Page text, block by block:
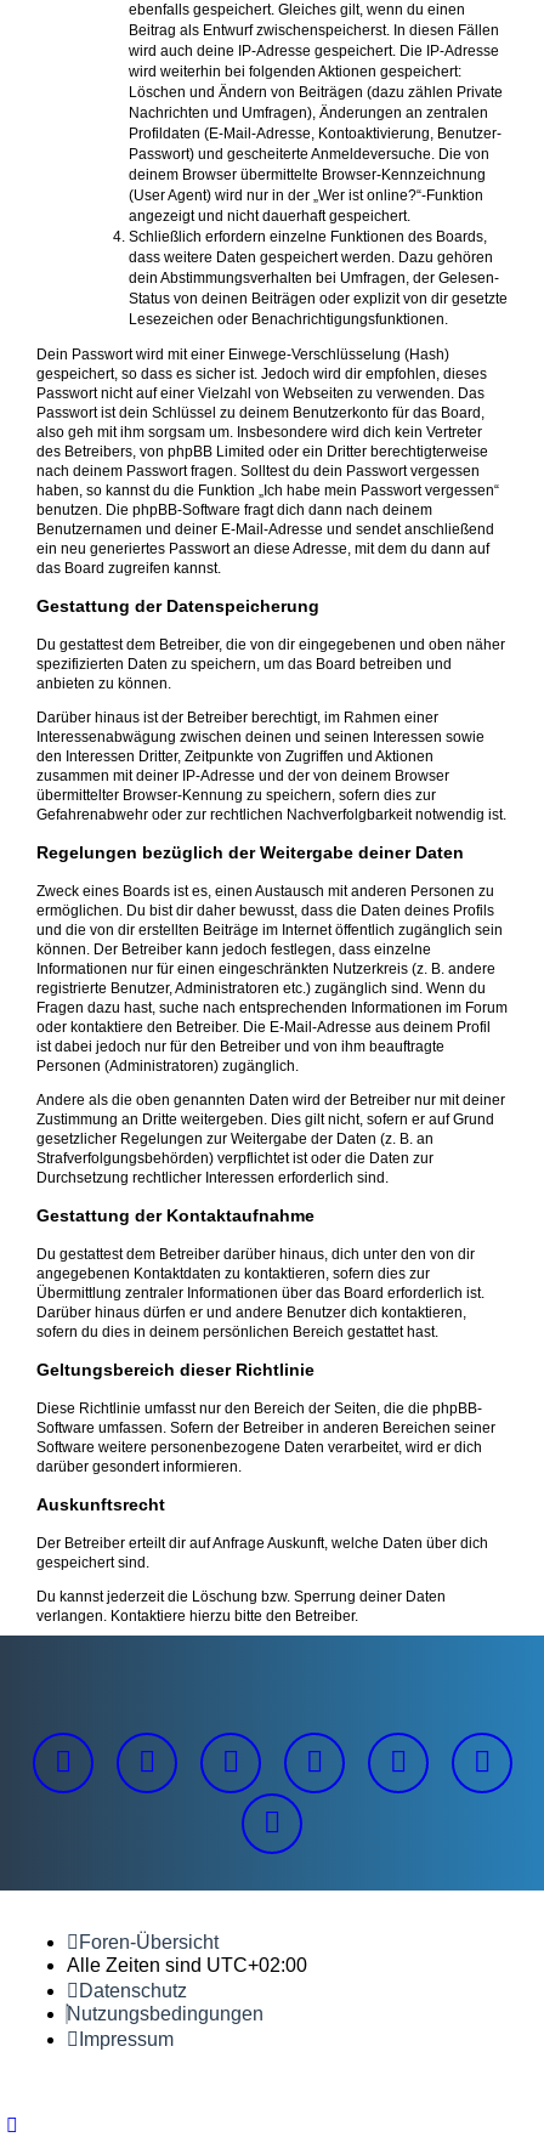
ebenfalls gespeichert. Gleiches gilt, wenn du einen
Beitrag als Entwurf zwischenspeicherst. In diesen Fällen
wird auch deine IP-Adresse gespeichert. Die IP-Adresse
wird weiterhin bei folgenden Aktionen gespeichert:
Löschen und Ändern von Beiträgen (dazu zählen Private
Nachrichten und Umfragen), Änderungen an zentralen
Profildaten (E-Mail-Adresse, Kontoaktivierung, Benutzer-
Passwort) und gescheiterte Anmeldeversuche. Die von
deinem Browser übermittelte Browser-Kennzeichnung
(User Agent) wird nur in der „Wer ist online?“-Funktion
angezeigt und nicht dauerhaft gespeichert.
Schließlich erfordern einzelne Funktionen des Boards,
dass weitere Daten gespeichert werden. Dazu gehören
dein Abstimmungsverhalten bei Umfragen, der Gelesen-
Status von deinen Beiträgen oder explizit von dir gesetzte
Lesezeichen oder Benachrichtigungsfunktionen.
Dein Passwort wird mit einer Einwege-Verschlüsselung (Hash)
gespeichert, so dass es sicher ist. Jedoch wird dir empfohlen, dieses
Passwort nicht auf einer Vielzahl von Webseiten zu verwenden. Das
Passwort ist dein Schlüssel zu deinem Benutzerkonto für das Board,
also geh mit ihm sorgsam um. Insbesondere wird dich kein Vertreter
des Betreibers, von phpBB Limited oder ein Dritter berechtigterweise
nach deinem Passwort fragen. Solltest du dein Passwort vergessen
haben, so kannst du die Funktion „Ich habe mein Passwort vergessen“
benutzen. Die phpBB-Software fragt dich dann nach deinem
Benutzernamen und deiner E-Mail-Adresse und sendet anschließend
ein neu generiertes Passwort an diese Adresse, mit dem du dann auf
das Board zugreifen kannst.
Gestattung der Datenspeicherung
Du gestattest dem Betreiber, die von dir eingegebenen und oben näher
spezifizierten Daten zu speichern, um das Board betreiben und
anbieten zu können.
Darüber hinaus ist der Betreiber berechtigt, im Rahmen einer
Interessenabwägung zwischen deinen und seinen Interessen sowie
den Interessen Dritter, Zeitpunkte von Zugriffen und Aktionen
zusammen mit deiner IP-Adresse und der von deinem Browser
übermittelter Browser-Kennung zu speichern, sofern dies zur
Gefahrenabwehr oder zur rechtlichen Nachverfolgbarkeit notwendig ist.
Regelungen bezüglich der Weitergabe deiner Daten
Zweck eines Boards ist es, einen Austausch mit anderen Personen zu
ermöglichen. Du bist dir daher bewusst, dass die Daten deines Profils
und die von dir erstellten Beiträge im Internet öffentlich zugänglich sein
können. Der Betreiber kann jedoch festlegen, dass einzelne
Informationen nur für einen eingeschränkten Nutzerkreis (z. B. andere
registrierte Benutzer, Administratoren etc.) zugänglich sind. Wenn du
Fragen dazu hast, suche nach entsprechenden Informationen im Forum
oder kontaktiere den Betreiber. Die E-Mail-Adresse aus deinem Profil
ist dabei jedoch nur für den Betreiber und von ihm beauftragte
Personen (Administratoren) zugänglich.
Andere als die oben genannten Daten wird der Betreiber nur mit deiner
Zustimmung an Dritte weitergeben. Dies gilt nicht, sofern er auf Grund
gesetzlicher Regelungen zur Weitergabe der Daten (z. B. an
Strafverfolgungsbehörden) verpflichtet ist oder die Daten zur
Durchsetzung rechtlicher Interessen erforderlich sind.
Gestattung der Kontaktaufnahme
Du gestattest dem Betreiber darüber hinaus, dich unter den von dir
angegebenen Kontaktdaten zu kontaktieren, sofern dies zur
Übermittlung zentraler Informationen über das Board erforderlich ist.
Darüber hinaus dürfen er und andere Benutzer dich kontaktieren,
sofern du dies in deinem persönlichen Bereich gestattet hast.
Geltungsbereich dieser Richtlinie
Diese Richtlinie umfasst nur den Bereich der Seiten, die die phpBB-
Software umfassen. Sofern der Betreiber in anderen Bereichen seiner
Software weitere personenbezogene Daten verarbeitet, wird er dich
darüber gesondert informieren.
Auskunftsrecht
Der Betreiber erteilt dir auf Anfrage Auskunft, welche Daten über dich
gespeichert sind.
Du kannst jederzeit die Löschung bzw. Sperrung deiner Daten
verlangen. Kontaktiere hierzu bitte den Betreiber.
Foren-Übersicht
Alle Zeiten sind UTC+02:00
Datenschutz
Nutzungsbedingungen
Impressum